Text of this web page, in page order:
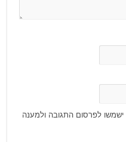
לפרסום התגובה ולמענה